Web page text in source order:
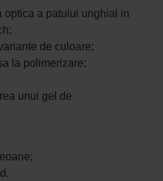
optica a patului unghial in
de culoare;
la polimerizare;
unui gel de